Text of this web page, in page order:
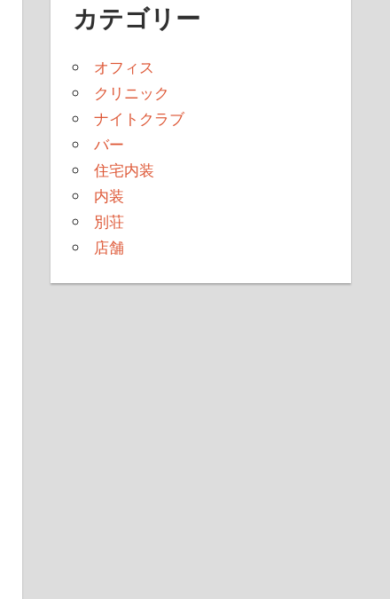
カテゴリー
オフィス
クリニック
ナイトクラブ
バー
住宅内装
内装
別荘
店舗